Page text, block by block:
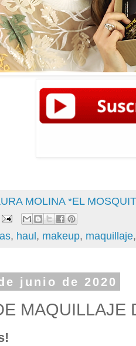
MOLINA *EL
, haul, makeup, maquillaje
junio de 2020
MAQUILLAJE